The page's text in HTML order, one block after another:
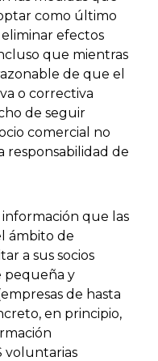
como último
efectos
que mientras
de que el
o correctiva
de seguir
comercial no
responsabilidad de
que las
ámbito de
a sus socios
pequeña y
de hasta
en principio,
voluntarias